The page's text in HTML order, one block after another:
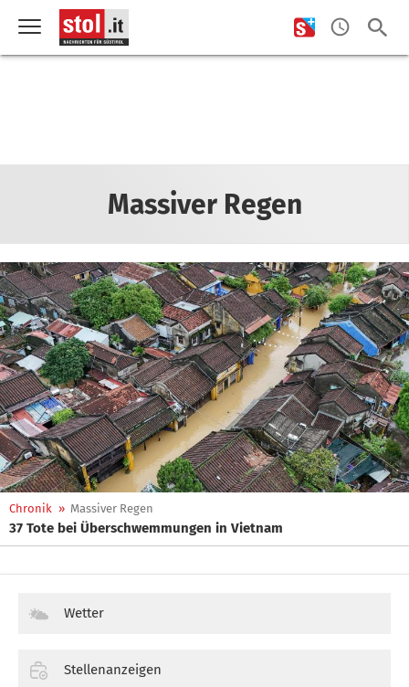
Massiver Regen
Chronik » Massiver Regen
37 Tote bei Überschwemmungen in Vietnam
Wetter
Stellenanzeigen